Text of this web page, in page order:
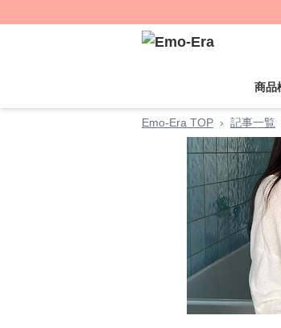
商品
Emo-Era TOP › 記事一覧